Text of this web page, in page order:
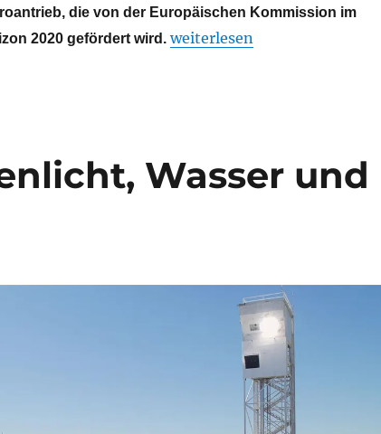
die von der Europäischen Kommission im
2020 gefördert wird.„Europäische
weiterlesen
Wasser und